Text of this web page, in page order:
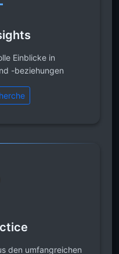
Einblicke in
-beziehungen
den umfangreichen